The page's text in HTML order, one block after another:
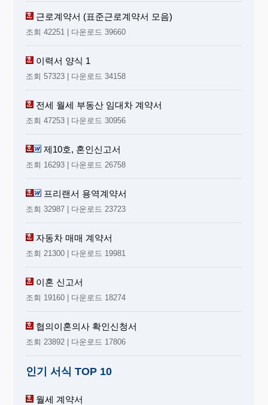
근로계약서 (표준근로계약서 모음)
조회 42251 | 다운로드 39660
이력서 양식 1
조회 57323 | 다운로드 34158
전세 월세 부동산 임대차 계약서
조회 47253 | 다운로드 30956
제10호, 혼인신고서
조회 16293 | 다운로드 26758
프리랜서 용역계약서
조회 32987 | 다운로드 23723
자동차 매매 계약서
조회 21300 | 다운로드 19981
이혼 신고서
조회 19160 | 다운로드 18274
협의이혼의사 확인신청서
조회 23892 | 다운로드 17806
인기 서식 TOP 10
월세 계약서